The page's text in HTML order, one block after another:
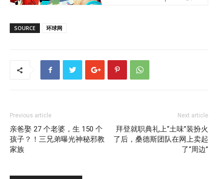
SOURCE 环球网
Previous article
亲爸娶 27 个老婆，生 150 个
孩子？！三兄弟曝光神秘邪教
家族
Next article
拜登就职典礼上“土味”装扮火
了后，桑德斯团队在网上卖起
了“周边”